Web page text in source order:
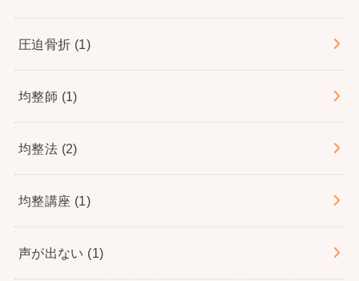
圧迫骨折 (1)
均整師 (1)
均整法 (2)
均整講座 (1)
声が出ない (1)